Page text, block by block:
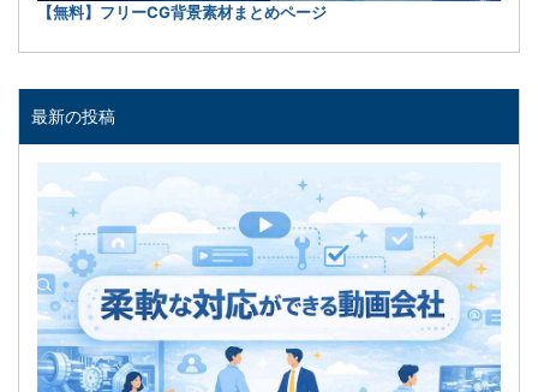
【無料】フリーCG背景素材まとめページ
最新の投稿